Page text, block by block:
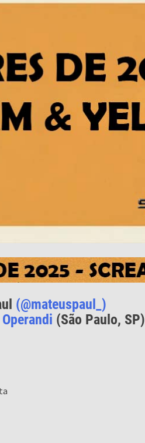
(@mateuspaul_)
(São Paulo, SP)